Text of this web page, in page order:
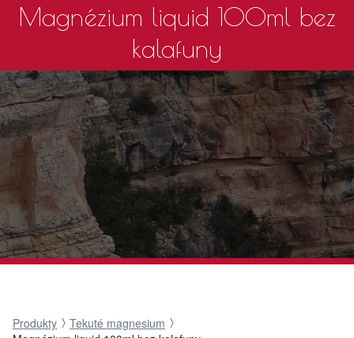
Magnézium liquid 100ml bez
kalafuny
Produkty
Tekuté magnesium